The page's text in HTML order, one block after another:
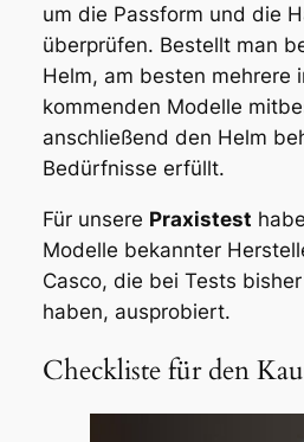
um die Passform und die
überprüfen. Bestellt man
Helm, am besten mehrere
kommenden Modelle
anschließend den Helm
Bedürfnisse erfüllt.
Für unsere Praxistest
Modelle bekannter
Casco, die bei Tests
haben, ausprobiert.
Checkliste für den